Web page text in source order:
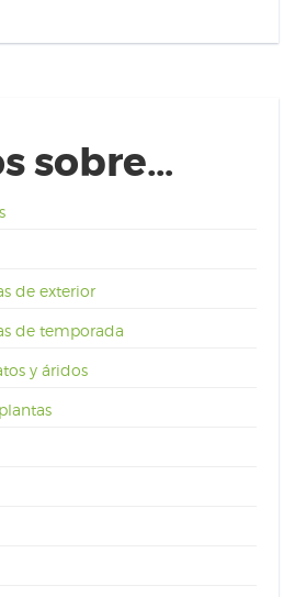
sobre…
de exterior
de temporada
y áridos